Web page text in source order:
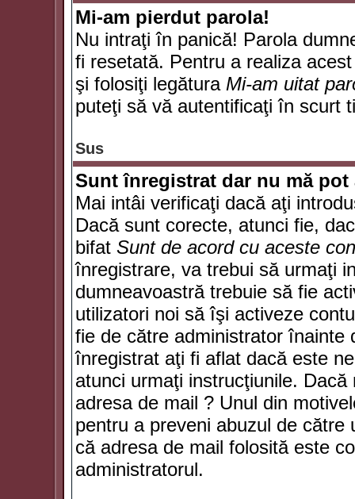
Mi-am pierdut parola!
Nu intraţi în panică! Parola
fi resetată. Pentru a realiza
şi folosiţi legătura Mi-am uitat
puteţi să vă autentificaţi în scurt
Sus
Sunt înregistrat dar nu mă
Mai intâi verificaţi dacă aţi
Dacă sunt corecte, atunci fie,
bifat Sunt de acord cu aceste
înregistrare, va trebui să urmaţi
dumneavoastră trebuie să fie
utilizatori noi să îşi activeze
fie de către administrator înainte
înregistrat aţi fi aflat dacă este
atunci urmaţi instrucţiunile.
adresa de mail ? Unul din
pentru a preveni abuzul de către
că adresa de mail folosită este
administratorul.